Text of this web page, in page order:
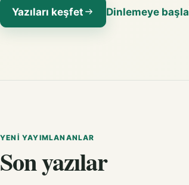
Yazıları keşfet Dinlemeye başla
YENI YAYIMLANANLAR
Son yazılar